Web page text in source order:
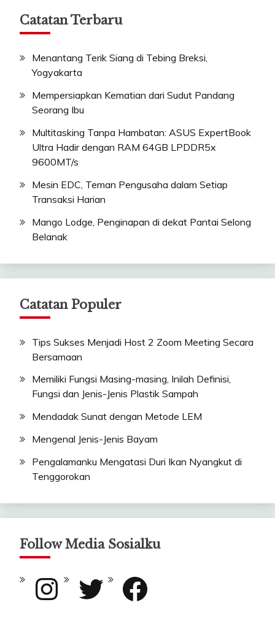
Catatan Terbaru
Menantang Terik Siang di Tebing Breksi,
Yogyakarta
Mempersiapkan Kematian dari Sudut Pandang
Seorang Ibu
Multitasking Tanpa Hambatan: ASUS ExpertBook
Ultra Hadir dengan RAM 64GB LPDDR5x
9600MT/s
Mesin EDC, Teman Pengusaha dalam Setiap
Transaksi Harian
Mango Lodge, Penginapan di dekat Pantai Selong
Belanak
Catatan Populer
Tips Sukses Menjadi Host 2 Zoom Meeting Secara
Bersamaan
Memiliki Fungsi Masing-masing, Inilah Definisi,
Fungsi dan Jenis-Jenis Plastik Sampah
Mendadak Sunat dengan Metode LEM
Mengenal Jenis-Jenis Bayam
Pengalamanku Mengatasi Duri Ikan Nyangkut di
Tenggorokan
Follow Media Sosialku
Instagram Twitter Facebook